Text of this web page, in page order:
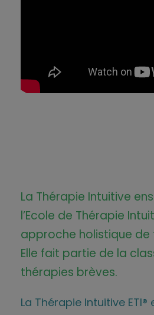
La Thérapie Intuitive
l’Ecole de Thérapie
approche holistique
Elle fait partie de la
thérapies brèves.
La Thérapie Intuitive ETI®